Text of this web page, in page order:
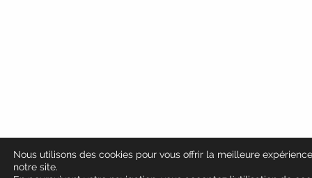
Nous utilisons des cookies pour vous offrir la meilleure
notre site.